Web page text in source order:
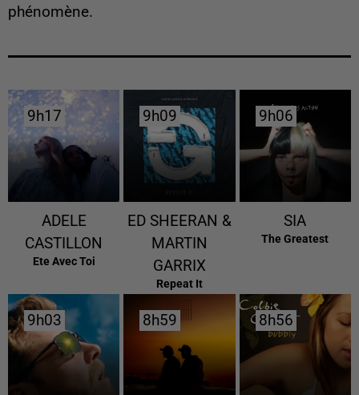
phénomène.
9h17
9h17
ADELE
CASTILLON
Ete Avec Toi
9h09
9h09
ED SHEERAN &
MARTIN
GARRIX
Repeat It
9h06
9h06
SIA
The Greatest
9h03
9h03 8h59
8h59 8h56
8h56